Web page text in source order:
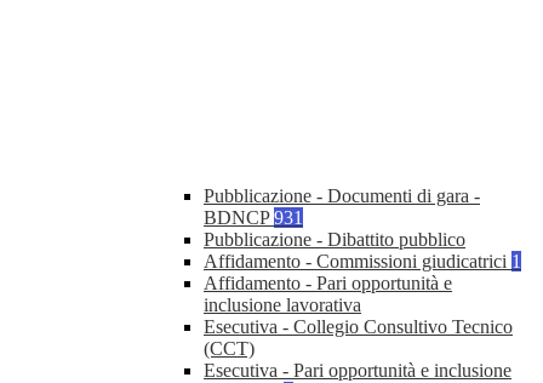
Pubblicazione - Documenti di gara -
BDNCP931
Pubblicazione - Dibattito pubblico
Affidamento - Commissioni giudicatrici 1
Affidamento - Pari opportunità e
inclusione lavorativa
Esecutiva - Collegio Consultivo Tecnico
(CCT)
Esecutiva - Pari opportunità e inclusione